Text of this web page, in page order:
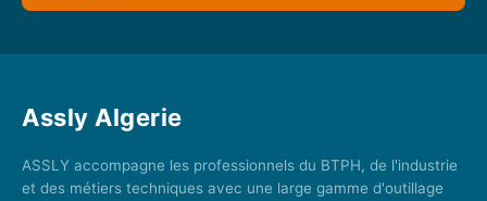
Assly Algerie
ASSLY accompagne les professionnels du BTPH, de l'industrie
et des métiers techniques avec une large gamme d'outillage